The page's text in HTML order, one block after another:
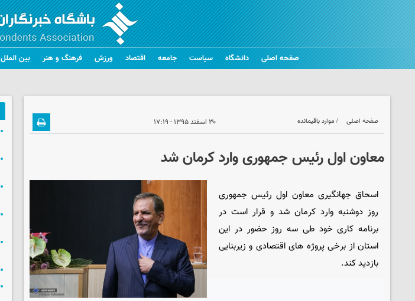
صفحه اصلی دانشگاه سیاست جامعه اقتصاد ورزش فرهنگ و هنر بین الملل
صفحه اصلی موارد باقیمانده ۳۰ اسفند ۱۳۹۵ - ۱۷:۱۹
معاون اول رئیس جمهوری وارد کرمان شد
اسحاق جهانگیری معاون اول رئیس جمهوری
روز دوشنبه وارد کرمان شد و قرار است در
برنامه کاری خود طی سه روز حضور در این
استان از برخی پروژه های اقتصادی و زیربنایی
بازدید کند.